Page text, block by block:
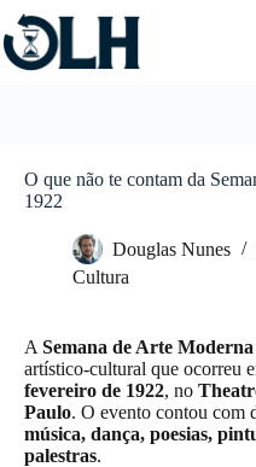
Pular
para
o
conteúdo
O que não te contam da
1922
Douglas Nunes
Cultura
A Semana de Arte Moderna
artístico-cultural que ocorreu
fevereiro de 1922, no
Paulo. O evento contou com
música, dança, poesias,
palestras.